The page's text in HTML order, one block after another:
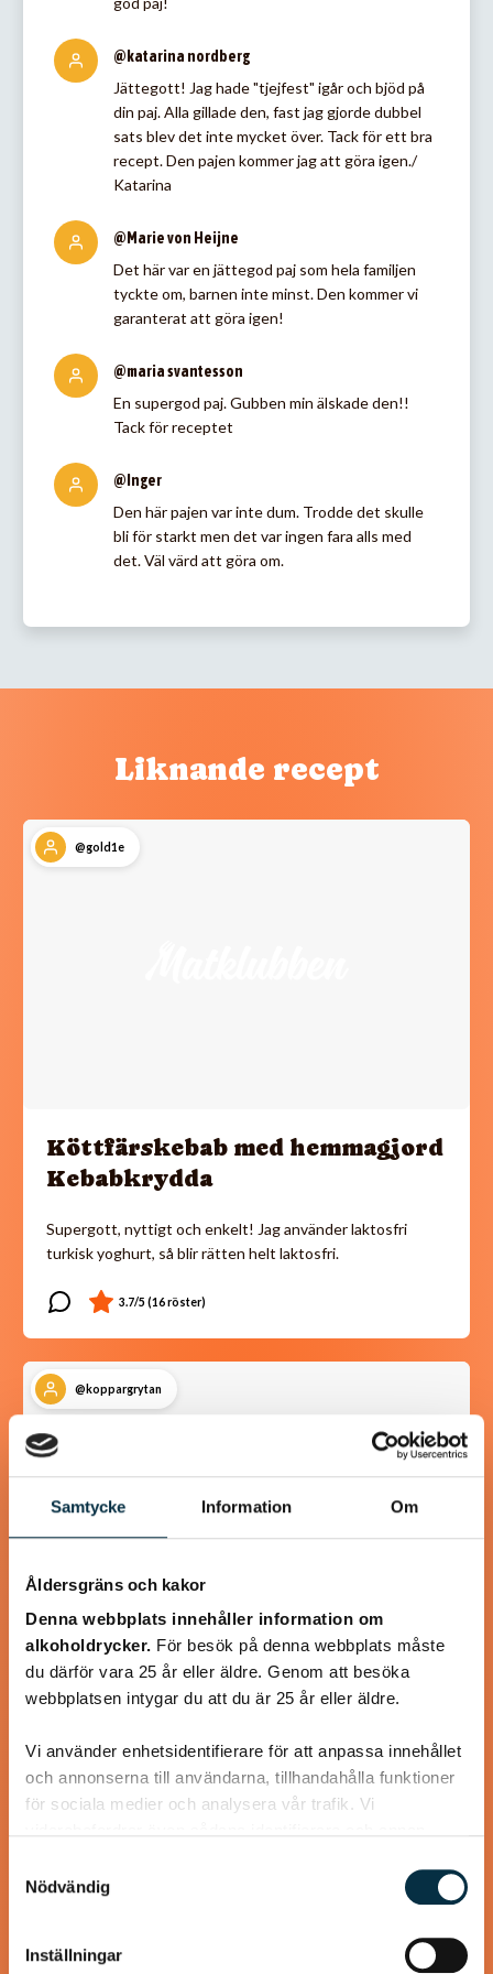
Samtycke Information Om
Åldersgräns och kakor
Denna webbplats innehåller information om
alkoholdrycker. För besök på denna webbplats måste
du därför vara 25 år eller äldre. Genom att besöka
webbplatsen intygar du att du är 25 år eller äldre.
Vi använder enhetsidentifierare för att anpassa innehållet
och annonserna till användarna, tillhandahålla funktioner
för sociala medier och analysera vår trafik. Vi
annons- och analysföretag som vi samarbetar med.
Dessa kan i sin tur kombinera informationen med annan
information som du har tillhandahållit eller som de har
samlat in när du har använt deras tjänster.
Nödvändig
Inställningar
@katarina nordberg
Jättegott! Jag hade "tjejfest" igår och bjöd på
din paj. Alla gillade den, fast jag gjorde dubbel
sats blev det inte mycket över. Tack för ett bra
recept. Den pajen kommer jag att göra igen./
Katarina
@Marie von Heijne
Det här var en jättegod paj som hela familjen
tyckte om, barnen inte minst. Den kommer vi
garanterat att göra igen!
@maria svantesson
En supergod paj. Gubben min älskade den!!
Tack för receptet
@Inger
Den här pajen var inte dum. Trodde det skulle
bli för starkt men det var ingen fara alls med
det. Väl värd att göra om.
Liknande recept
@gold1e
Köttfärskebab med hemmagjord
Kebabkrydda
Supergott, nyttigt och enkelt! Jag använder laktosfri
turkisk yoghurt, så blir rätten helt laktosfri.
@koppargrytan
Turkisk köfte
En längtan till Turkisk mat